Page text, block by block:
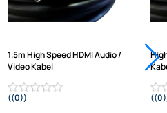
auf Rechnung kaufen
Audio / Video Kabel